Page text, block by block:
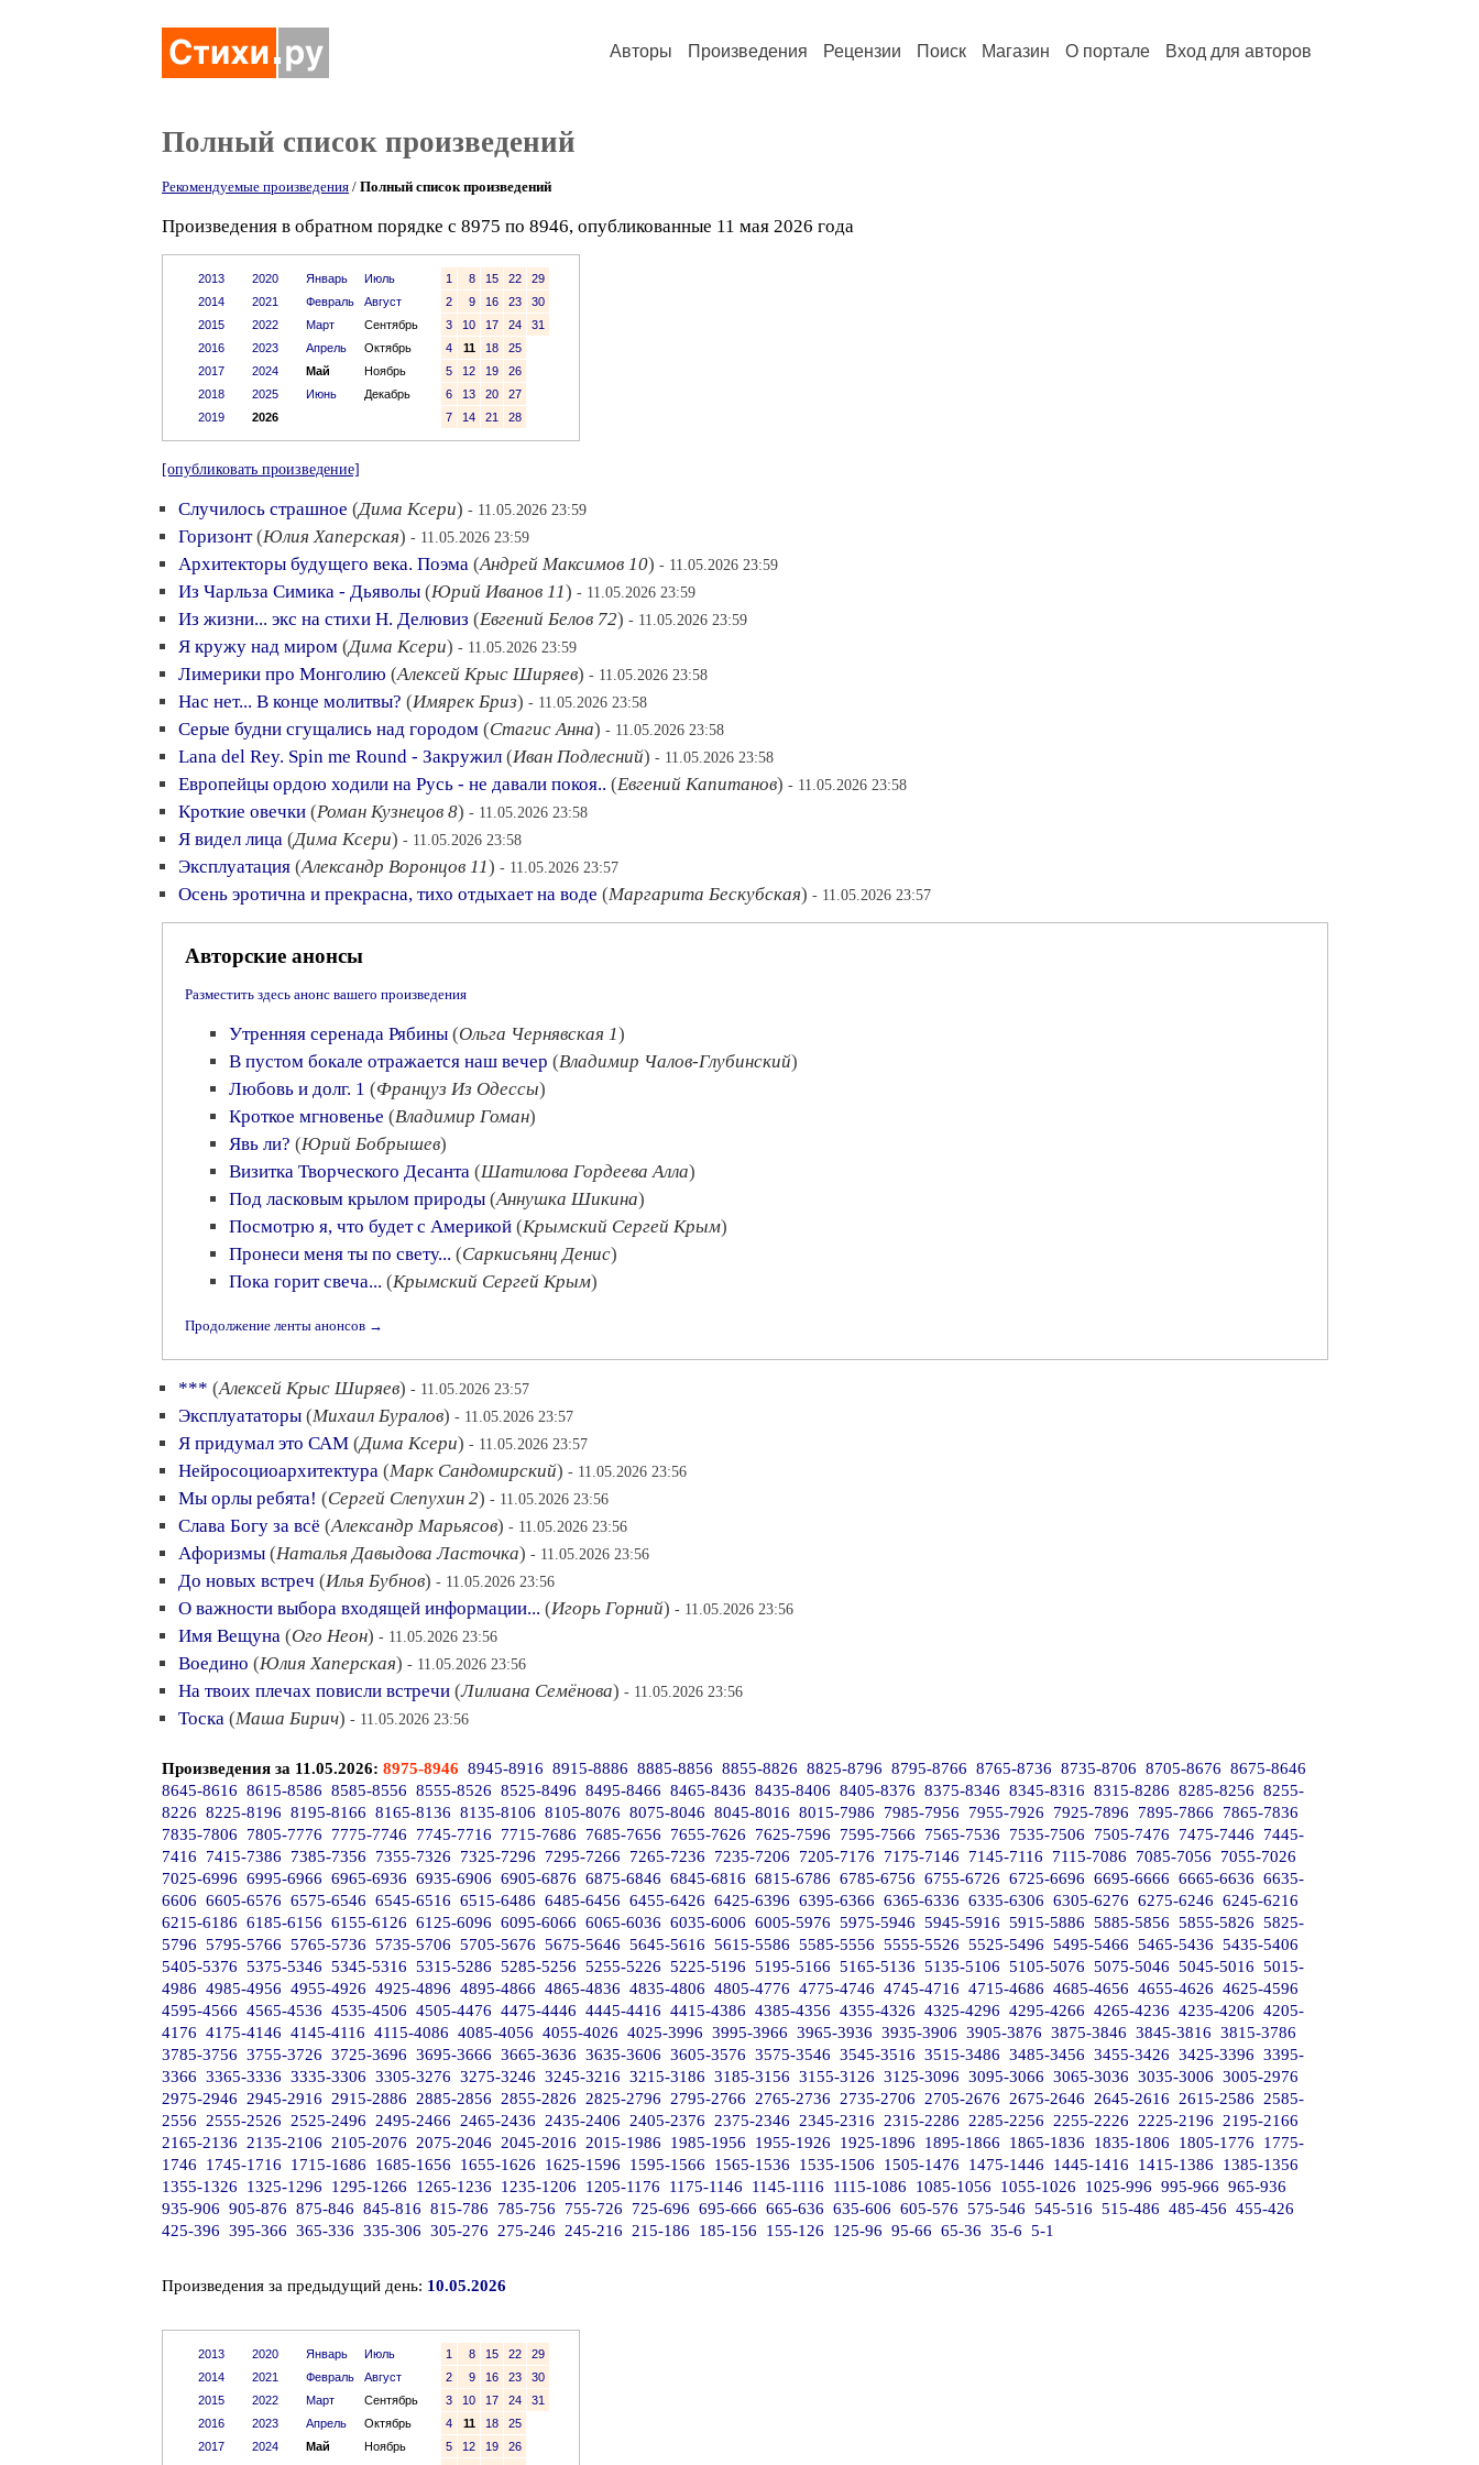
Авторы Произведения Рецензии Поиск Магазин О портале Вход для авторов
Полный список произведений
Рекомендуемые произведения / Полный список произведений
Произведения в обратном порядке с 8975 по 8946, опубликованные 11 мая 2026 года
2013
2014
2015
2016
2017
2018
2019
2020
2021
2022
2023
2024
2025
2026
Январь
Июль
Февраль
Август
Март
Сентябрь
Апрель
Октябрь
Май
Ноябрь
Июнь
Декабрь
1 8 15 22
29
2
9 16 23
30
3
10 17 24
31
4
11 18
25
5
12 19
26
6
13 20
27
7
14 21 28
[опубликовать произведение]
Случилось страшное (Дима Ксери) - 11.05.2026 23:59
Горизонт(Юлия Хаперская) - 11.05.2026 23:59
Архитекторы будущего века. Поэма (Андрей Максимов 10) - 11.05.2026 23:59
Из Чарльза Симика - Дьяволы (Юрий Иванов 11) - 11.05.2026 23:59
Из жизни... экс на стихи Н. Делювиз (Евгений Белов 72) - 11.05.2026 23:59
Я кружу над миром (Дима Ксери) - 11.05.2026 23:59
Лимерики про Монголию (Алексей Крыс Ширяев) - 11.05.2026 23:58
Нас нет... В конце молитвы? (Имярек Бриз) - 11.05.2026 23:58
Серые будни сгущались над городом (Стагис Анна) - 11.05.2026 23:58
Lana del Rey. Spin me Round - Закружил (Иван Подлесний) - 11.05.2026 23:58
Европейцы ордою ходили на Русь - не давали покоя.. (Евгений Капитанов) - 11.05.2026 23:58
Кроткие овечки (Роман Кузнецов 8) - 11.05.2026 23:58
Я видел лица (Дима Ксери) - 11.05.2026 23:58
Эксплуатация (Александр Воронцов 11) - 11.05.2026 23:57
Осень эротична и прекрасна, тихо отдыхает на воде (Маргарита Бескубская) - 11.05.2026 23:57
Авторские анонсы
Разместить здесь анонс вашего произведения
Утренняя серенада Рябины (Ольга Чернявская 1)
В пустом бокале отражается наш вечер (Владимир Чалов-Глубинский)
Любовь и долг. 1 (Француз Из Одессы)
Кроткое мгновенье (Владимир Гоман)
Явь ли? (Юрий Бобрышев)
Визитка Творческого Десанта (Шатилова Гордеева Алла)
Под ласковым крылом природы (Аннушка Шикина)
Посмотрю я, что будет с Америкой (Крымский Сергей Крым)
Пронеси меня ты по свету... (Саркисьянц Денис)
Пока горит свеча... (Крымский Сергей Крым)
Продолжение ленты анонсов →
*** (Алексей Крыс Ширяев) - 11.05.2026 23:57
Эксплуататоры (Михаил Буралов) - 11.05.2026 23:57
Я придумал это САМ (Дима Ксери) - 11.05.2026 23:57
Нейросоциоархитектура (Марк Сандомирский) - 11.05.2026 23:56
Мы орлы ребята! (Сергей Слепухин 2) - 11.05.2026 23:56
Слава Богу за всё (Александр Марьясов) - 11.05.2026 23:56
Aфоризмы (Наталья Давыдова Ласточка) - 11.05.2026 23:56
До новых встреч (Илья Бубнов) - 11.05.2026 23:56
О важности выбора входящей информации... (Игорь Горний) - 11.05.2026 23:56
Имя Вещуна (Ого Неон) - 11.05.2026 23:56
Воедино (Юлия Хаперская) - 11.05.2026 23:56
На твоих плечах повисли встречи (Лилиана Семёнова) - 11.05.2026 23:56
Тоска (Маша Бирич) - 11.05.2026 23:56
Произведения за 11.05.2026: 8975-8946 8945-8916 8915-8886 8885-8856 8855-8826 8825-8796 8795-8766 8765-8736 8735-8706 8705-8676 8675-8646
8645-8616 8615-8586 8585-8556 8555-8526 8525-8496 8495-8466 8465-8436 8435-8406 8405-8376 8375-8346 8345-8316 8315-8286 8285-8256 8255-
8226 8225-8196 8195-8166 8165-8136 8135-8106 8105-8076 8075-8046 8045-8016 8015-7986 7985-7956 7955-7926 7925-7896 7895-7866
7865-7836
7835-7806
7805-7776 7775-7746 7745-7716 7715-7686 7685-7656 7655-7626 7625-7596 7595-7566 7565-7536 7535-7506 7505-7476 7475-7446
7445-
7416
7415-7386 7385-7356 7355-7326 7325-7296 7295-7266 7265-7236 7235-7206 7205-7176 7175-7146 7145-7116 7115-7086 7085-7056
7055-7026
7025-6996 6995-6966 6965-6936 6935-6906 6905-6876 6875-6846 6845-6816 6815-6786 6785-6756 6755-6726 6725-6696 6695-6666 6665-6636 6635-
6606 6605-6576 6575-6546 6545-6516 6515-6486 6485-6456 6455-6426 6425-6396 6395-6366 6365-6336 6335-6306 6305-6276 6275-6246 6245-6216
6215-6186 6185-6156 6155-6126 6125-6096 6095-6066 6065-6036 6035-6006 6005-5976 5975-5946 5945-5916 5915-5886 5885-5856 5855-5826 5825-
5796 5795-5766 5765-5736 5735-5706 5705-5676 5675-5646 5645-5616 5615-5586 5585-5556 5555-5526 5525-5496 5495-5466 5465-5436 5435-5406
5405-5376 5375-5346 5345-5316 5315-5286 5285-5256 5255-5226 5225-5196 5195-5166 5165-5136 5135-5106 5105-5076 5075-5046 5045-5016 5015-
4986 4985-4956 4955-4926 4925-4896 4895-4866 4865-4836 4835-4806 4805-4776 4775-4746 4745-4716 4715-4686 4685-4656 4655-4626 4625-4596
4595-4566 4565-4536 4535-4506 4505-4476 4475-4446 4445-4416 4415-4386 4385-4356 4355-4326 4325-4296 4295-4266 4265-4236 4235-4206 4205-
4176 4175-4146 4145-4116 4115-4086 4085-4056 4055-4026 4025-3996 3995-3966 3965-3936 3935-3906 3905-3876 3875-3846 3845-3816 3815-3786
3785-3756 3755-3726 3725-3696 3695-3666 3665-3636 3635-3606 3605-3576 3575-3546 3545-3516 3515-3486 3485-3456 3455-3426 3425-3396 3395-
3366 3365-3336 3335-3306 3305-3276 3275-3246 3245-3216 3215-3186 3185-3156 3155-3126 3125-3096 3095-3066 3065-3036 3035-3006 3005-2976
2975-2946
2945-2916 2915-2886 2885-2856 2855-2826 2825-2796 2795-2766 2765-2736 2735-2706 2705-2676 2675-2646 2645-2616 2615-2586
2585-
2556
2555-2526 2525-2496 2495-2466 2465-2436 2435-2406 2405-2376 2375-2346 2345-2316 2315-2286 2285-2256 2255-2226 2225-2196
2195-2166
2165-2136
2135-2106 2105-2076 2075-2046 2045-2016 2015-1986 1985-1956 1955-1926 1925-1896 1895-1866 1865-1836 1835-1806 1805-1776
1775-
1746
1745-1716 1715-1686 1685-1656 1655-1626 1625-1596 1595-1566 1565-1536 1535-1506 1505-1476 1475-1446 1445-1416 1415-1386
1385-1356
1355-1326
1325-1296 1295-1266 1265-1236 1235-1206 1205-1176 1175-1146 1145-1116 1115-1086 1085-1056 1055-1026 1025-996 995-966 965-936
935-906 905-876 875-846 845-816 815-786 785-756 755-726 725-696 695-666 665-636 635-606 605-576 575-546 545-516 515-486 485-456 455-426
425-396 395-366 365-336 335-306 305-276 275-246 245-216 215-186 185-156 155-126 125-96 95-66 65-36 35-6 5-1
Произведения за предыдущий день: 10.05.2026
2013
2014
2015
2016
2017
2020
2021
2022
2023
2024
Январь
Июль
Февраль
Август
Март
Сентябрь
Апрель
Октябрь
Май
Ноябрь
1 8 15 22
29
2
9 16 23
30
3
10 17 24
31
4
11 18
25
5
12 19
26